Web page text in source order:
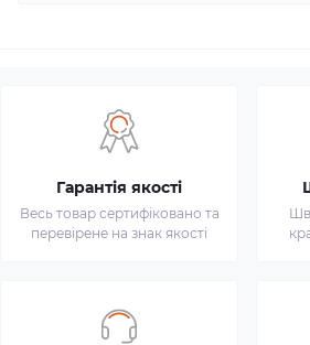
Гарантія якості
Весь товар сертифіковано та
перевірене на знак якості